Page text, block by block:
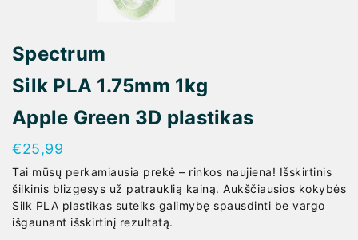
Spectrum
Silk PLA 1.75mm 1kg
Apple Green 3D plastikas
€25,99
Tai mūsų perkamiausia prekė – rinkos naujiena! Išskirtinis
šilkinis blizgesys už patrauklią kainą. Aukščiausios kokybės
Silk PLA plastikas suteiks galimybę spausdinti be vargo
išgaunant išskirtinį rezultatą.